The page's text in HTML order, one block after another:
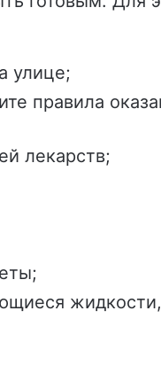
улице;
правила
лекарств;